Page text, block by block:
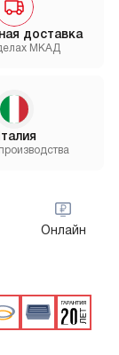
доставка
МКАД
Онлайн